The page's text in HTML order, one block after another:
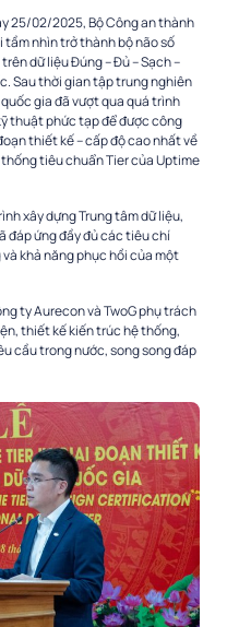
25/02/2025, Bộ Công an thành
tầm nhìn trở thành bộ não số
dữ liệu Đúng – Đủ – Sạch –
Sau thời gian tập trung nghiên
gia đã vượt qua quá trình
thuật phức tạp để được công
thiết kế – cấp độ cao nhất về
tiêu chuẩn Tier của Uptime
xây dựng Trung tâm dữ liệu,
đáp ứng đầy đủ các tiêu chí
khả năng phục hồi của một
ty Aurecon và TwoG phụ trách
thiết kế kiến trúc hệ thống,
cầu trong nước, song song đáp